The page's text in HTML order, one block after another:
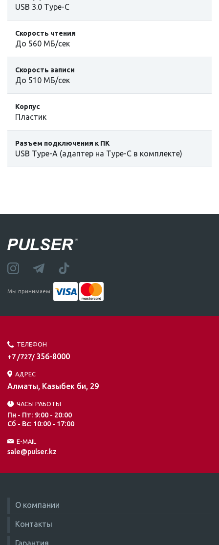
USB 3.0 Type-C
Скорость чтения
До 560 МБ/сек
Скорость записи
До 510 МБ/сек
Корпус
Пластик
Разъем подключения к ПК
USB Type-A (адаптер на Type-C в комплекте)
Мы принимаем:
ТЕЛЕФОН
+7 /727/ 356-8000
АДРЕС
Алматы, Казыбек би, 29
ЧАСЫ РАБОТЫ
Пн - Пт: 9:00 - 20:00
Сб - Вс: 10:00 - 17:00
E-MAIL
sale@pulser.kz
О компании
Контакты